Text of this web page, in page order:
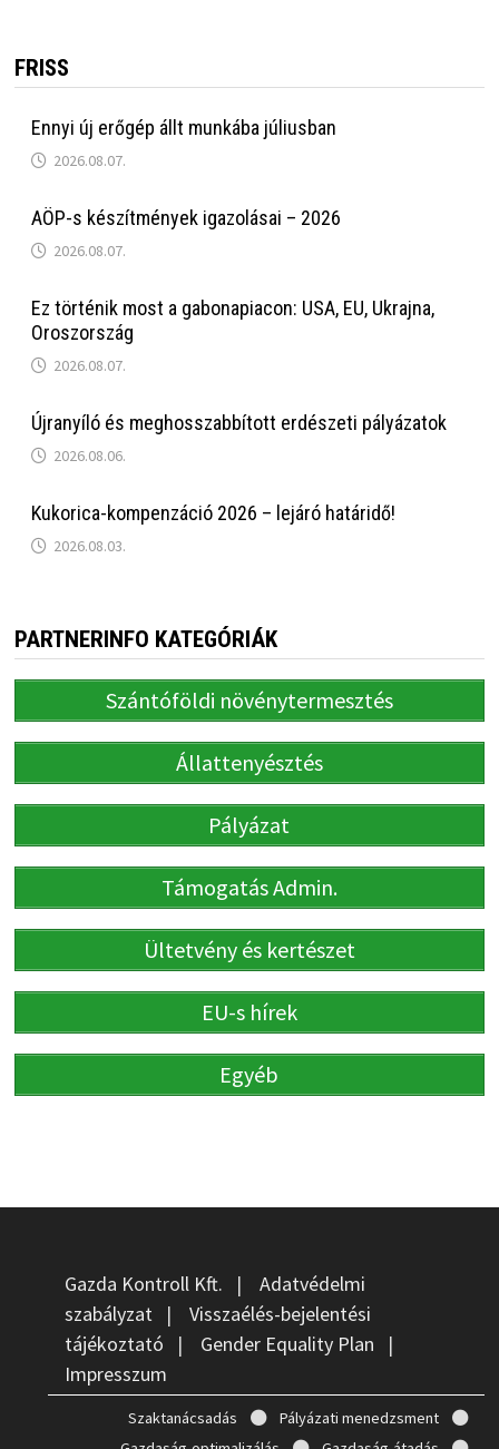
FRISS
Ennyi új erőgép állt munkába júliusban
2026.08.07.
AÖP-s készítmények igazolásai – 2026
2026.08.07.
Ez történik most a gabonapiacon: USA, EU, Ukrajna,
Oroszország
2026.08.07.
Újranyíló és meghosszabbított erdészeti pályázatok
2026.08.06.
Kukorica-kompenzáció 2026 – lejáró határidő!
2026.08.03.
PARTNERINFO KATEGÓRIÁK
Szántóföldi növénytermesztés
Állattenyésztés
Pályázat
Támogatás Admin.
Ültetvény és kertészet
EU-s hírek
Egyéb
Gazda Kontroll Kft. | Adatvédelmi
szabályzat | Visszaélés-bejelentési
tájékoztató | Gender Equality Plan |
Impresszum
Szaktanácsadás
Pályázati menedzsment